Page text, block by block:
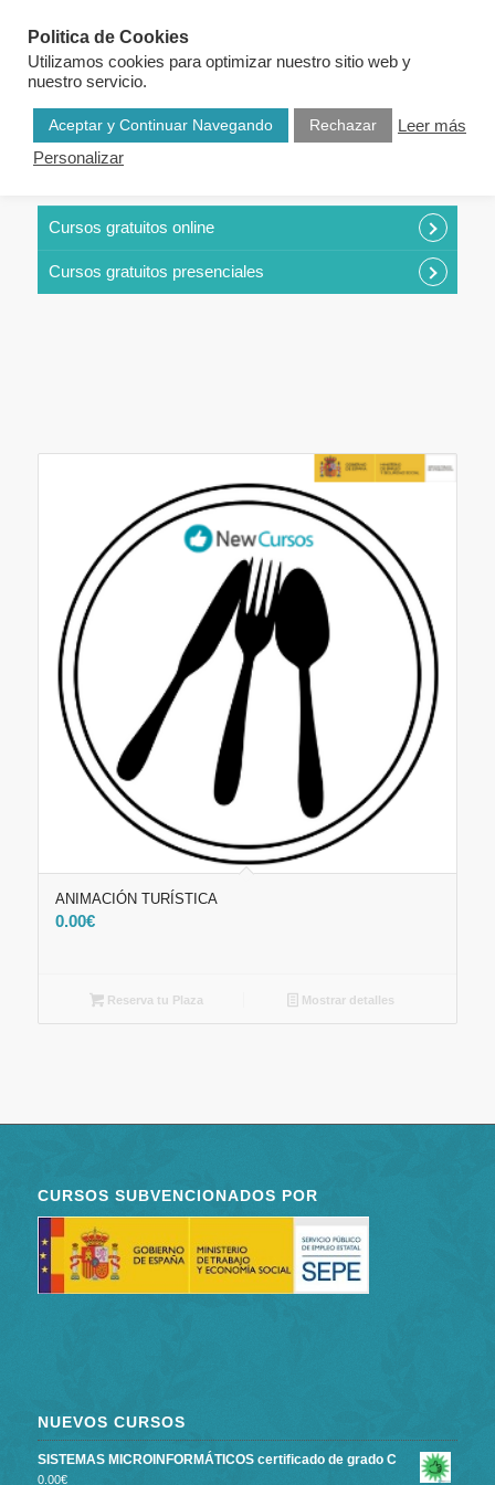
Cursos gratuitos online
Cursos gratuitos presenciales
ANIMACIÓN TURÍSTICA
0.00€
Reserva tu Plaza Mostrar detalles
CURSOS SUBVENCIONADOS POR
NUEVOS CURSOS
SISTEMAS MICROINFORMÁTICOS certificado de grado C
0.00€
Politica de Cookies
Utilizamos cookies para optimizar nuestro sitio web y
nuestro servicio.
Aceptar y Continuar Navegando Rechazar
Leer más
Personalizar